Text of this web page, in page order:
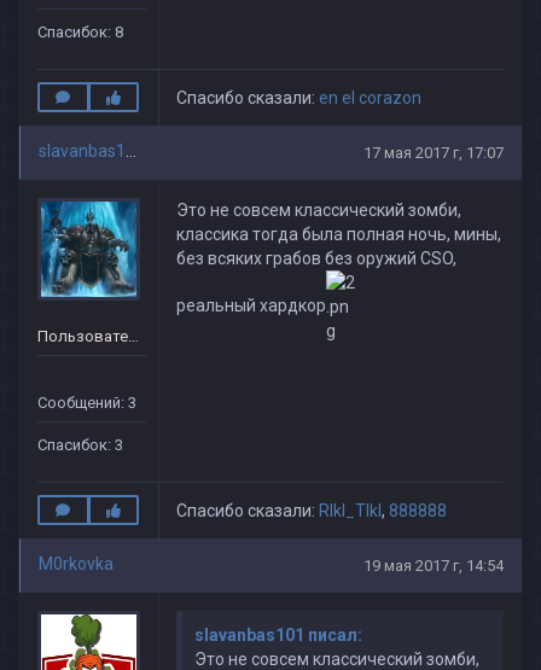
Спасибок: 8
Спасибо сказали: en el corazon
17 мая 2017 г, 17:07
Пользователь
Сообщений: 3
Спасибок: 3
Это не совсем классический зомби,
классика тогда была полная ночь, мины,
без всяких грабов без оружий CSO,
реальный хардкор
Спасибо сказали: RIkI_TIkI, 888888
M0rkovka 19 мая 2017 г, 14:54
slavanbas101 писал:
Это не совсем классический зомби,